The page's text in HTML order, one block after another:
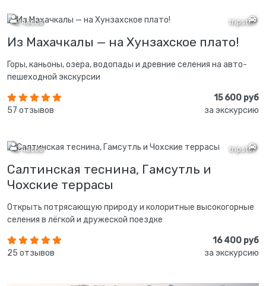
tripster
12 часов
Из Махачкалы — на Хунзахское плато!
Горы, каньоны, озера, водопады и древние селения на авто-
пешеходной экскурсии
57 отзывов
15 600 руб
за экскурсию
tripster
10 часов
Салтинская теснина, Гамсутль и
Чохские террасы
Открыть потрясающую природу и колоритные высокогорные
селения в лёгкой и дружеской поездке
25 отзывов
16 400 руб
за экскурсию